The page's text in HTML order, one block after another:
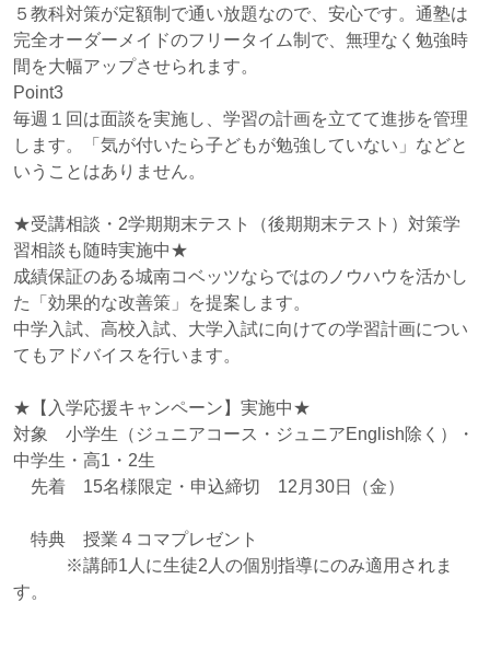
５教科対策が定額制で通い放題なので、安心です。通塾は
完全オーダーメイドのフリータイム制で、無理なく勉強時
間を大幅アップさせられます。
Point3
毎週１回は面談を実施し、学習の計画を立てて進捗を管理
します。「気が付いたら子どもが勉強していない」などと
いうことはありません。
★受講相談・2学期期末テスト（後期期末テスト）対策学
習相談も随時実施中★
成績保証のある城南コベッツならではのノウハウを活かし
た「効果的な改善策」を提案します。
中学入試、高校入試、大学入試に向けての学習計画につい
てもアドバイスを行います。
★【入学応援キャンペーン】実施中★
対象 小学生（ジュニアコース・ジュニアEnglish除く）・
中学生・高1・2生
先着 15名様限定・申込締切 12月30日（金）
特典 授業４コマプレゼント
※講師1人に生徒2人の個別指導にのみ適用されま
す。